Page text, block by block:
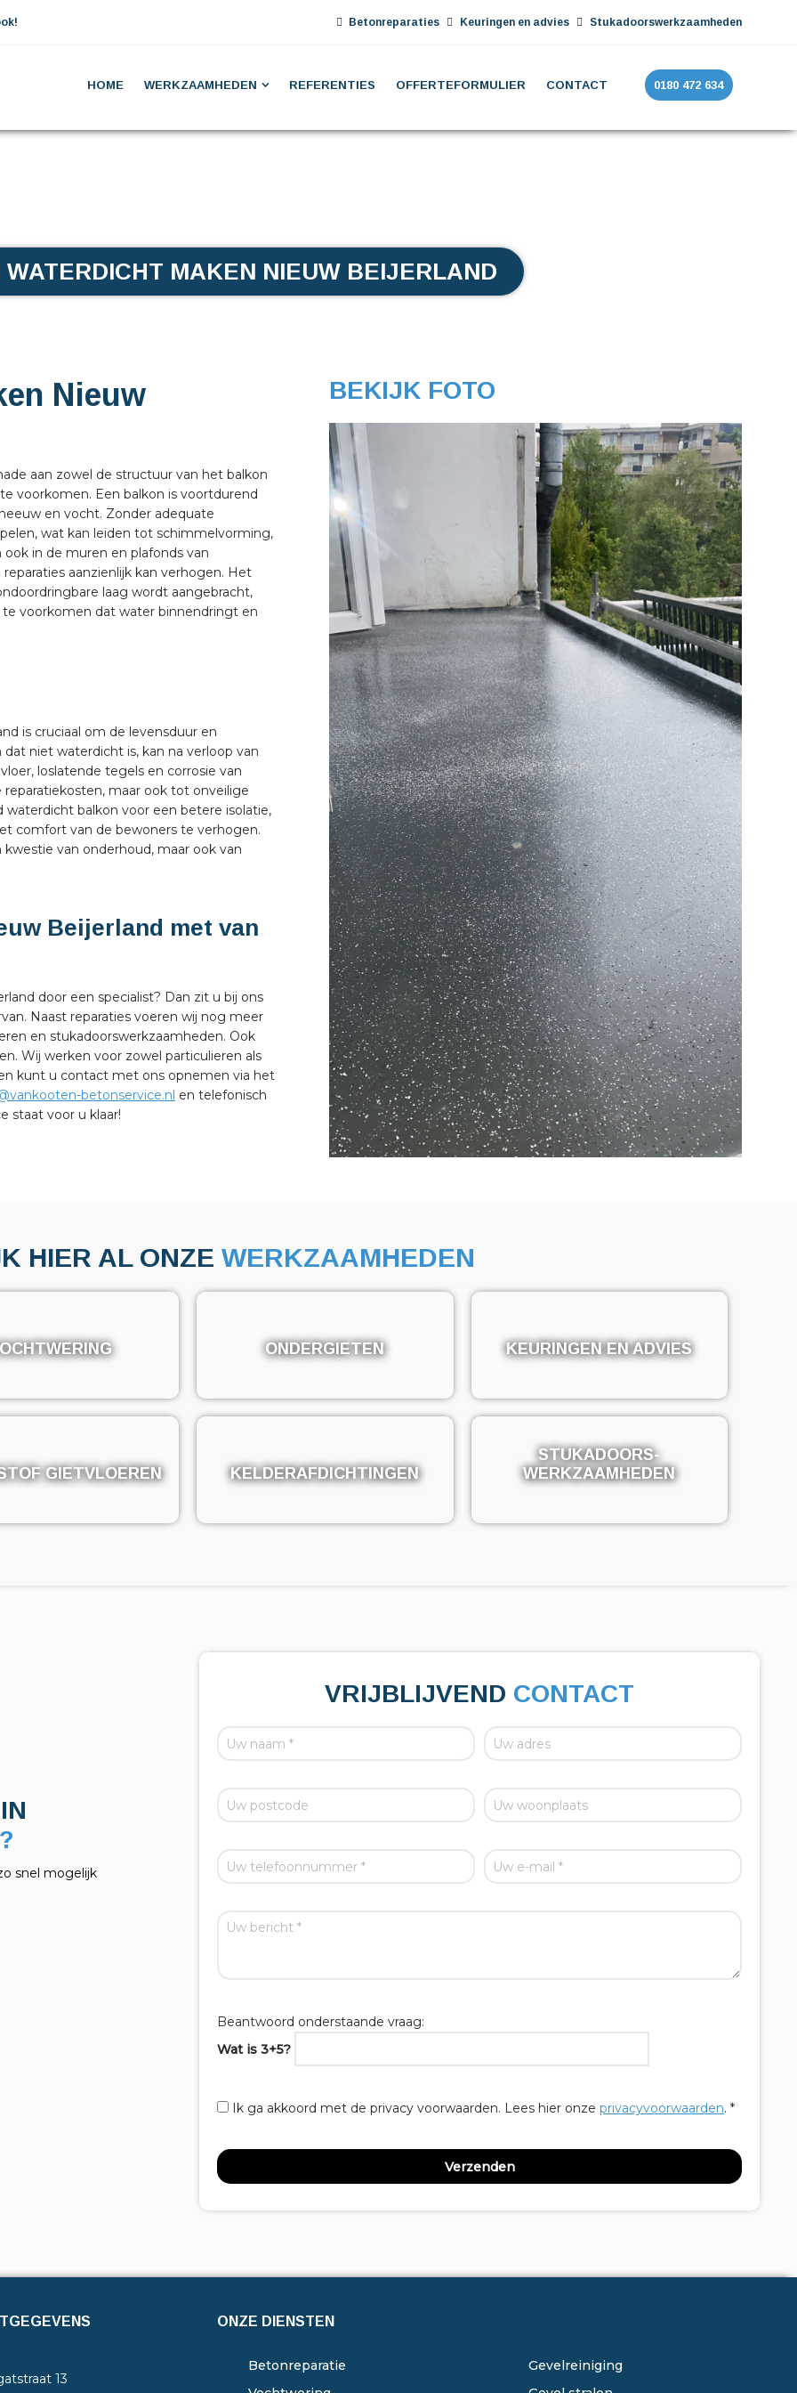
Betonreparaties Keuringen en advies Stukadoorswerkzaamheden
HOME WERKZAAMHEDEN REFERENTIES OFFERTEFORMULIER CONTACT 0180 472 634
MAKEN NIEUW BEIJERLAND
Nieuw
aan zowel de structuur van het balkon
voorkomen. Een balkon is voortdurend
en vocht. Zonder adequate
wat kan leiden tot schimmelvorming,
in de muren en plafonds van
aanzienlijk kan verhogen. Het
laag wordt aangebracht,
voorkomen dat water binnendringt en
is cruciaal om de levensduur en
niet waterdicht is, kan na verloop van
loslatende tegels en corrosie van
maar ook tot onveilige
balkon voor een betere isolatie,
comfort van de bewoners te verhogen.
van onderhoud, maar ook van
Beijerland met van
door een specialist? Dan zit u bij ons
Naast reparaties voeren wij nog meer
en stukadoorswerkzaamheden. Ook
Wij werken voor zowel particulieren als
kunt u contact met ons opnemen via het
betonservice.nl en telefonisch
staat voor u klaar!
BEKIJK FOTO
HIER AL ONZE WERKZAAMHEDEN
ONDERGIETEN
ONDERGIETEN KEURINGEN EN ADVIES
KEURINGEN EN ADVIES
GIETVLOEREN
GIETVLOEREN KELDERAFDICHTINGEN
KELDERAFDICHTINGEN
STUKADOORS-
WERKZAAMHEDEN
STUKADOORS-
WERKZAAMHEDEN
snel mogelijk
VRIJBLIJVEND CONTACT
Beantwoord onderstaande vraag:
Wat is 3+5?
Ik ga akkoord met de privacy voorwaarden. Lees hier onze privacyvoorwaarden. *
13
ONZE DIENSTEN
Betonreparatie
Gevelreiniging